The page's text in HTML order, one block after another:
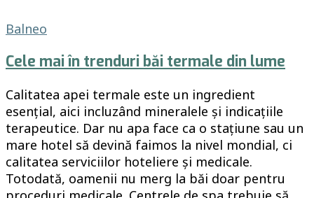
Balneo
Cele mai în trenduri băi termale din lume
Calitatea apei termale este un ingredient
esențial, aici incluzând mineralele și indicațiile
terapeutice. Dar nu apa face ca o stațiune sau un
mare hotel să devină faimos la nivel mondial, ci
calitatea serviciilor hoteliere și medicale.
Totodată, oamenii nu merg la băi doar pentru